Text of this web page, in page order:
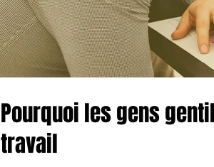
Pourquoi les gens
travail